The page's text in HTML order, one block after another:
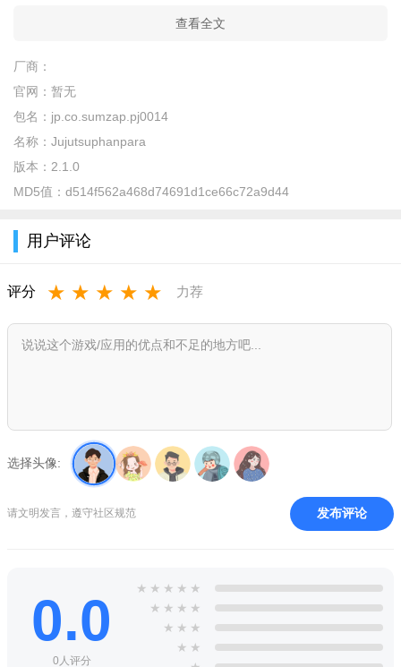
介绍：
首款 RPG 手机游戏。由Sumzap开发，玩家将与动漫中的主要角
咒灵。该游戏预计于2023年在 Android 和 iOS 平台上发布。
故事：
查看全文
厂商：
官网： 暂无
包名： jp.co.sumzap.pj0014
名称： Jujutsuphanpara
版本： 2.1.0
MD5值： d514f562a468d74691d1ce66c72a9d44
用户评论
评分 ★ ★ ★ ★ ★ 力荐
选择头像:
请文明发言，遵守社区规范 发布评论
0.0
0人评分
★ ★ ★ ★ ★
★ ★ ★ ★
★ ★ ★
★ ★